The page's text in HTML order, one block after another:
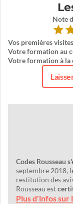
Note
Vos premières
Votre formation au
Votre formation à la
Codes Rousseau
septembre 2018,
restitution des
Rousseau est
Plus d'infos